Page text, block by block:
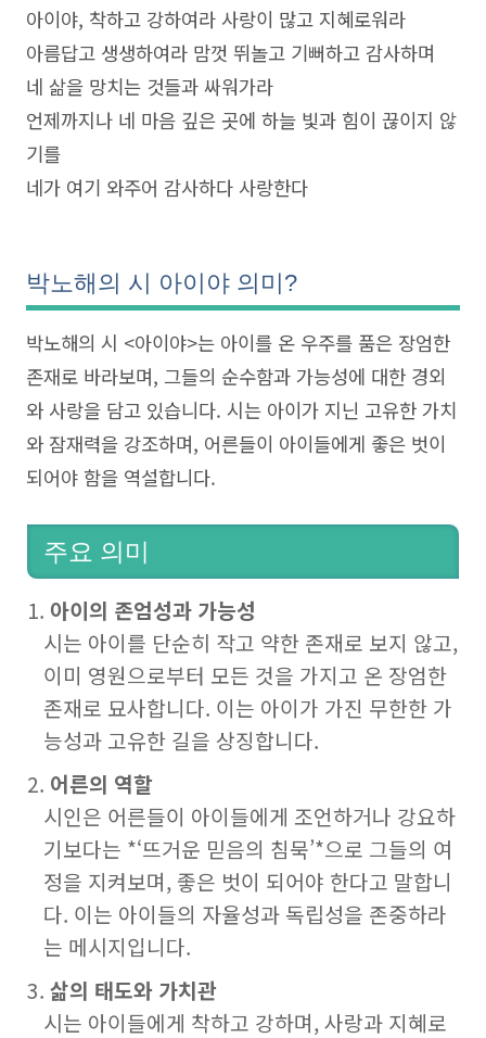
아이야, 착하고 강하여라 사랑이 많고 지혜로워라
아름답고 생생하여라 맘껏 뛰놀고 기뻐하고 감사하며
네 삶을 망치는 것들과 싸워가라
언제까지나 네 마음 깊은 곳에 하늘 빛과 힘이 끊이지 않
기를
네가 여기 와주어 감사하다 사랑한다
박노해의 시 아이야 의미?
박노해의 시 <아이야>는 아이를 온 우주를 품은 장엄한
존재로 바라보며, 그들의 순수함과 가능성에 대한 경외
와 사랑을 담고 있습니다. 시는 아이가 지닌 고유한 가치
와 잠재력을 강조하며, 어른들이 아이들에게 좋은 벗이
되어야 함을 역설합니다.
주요 의미
아이의 존엄성과 가능성
시는 아이를 단순히 작고 약한 존재로 보지 않고,
이미 영원으로부터 모든 것을 가지고 온 장엄한
존재로 묘사합니다. 이는 아이가 가진 무한한 가
능성과 고유한 길을 상징합니다.
어른의 역할
시인은 어른들이 아이들에게 조언하거나 강요하
기보다는 *‘뜨거운 믿음의 침묵’*으로 그들의 여
정을 지켜보며, 좋은 벗이 되어야 한다고 말합니
다. 이는 아이들의 자율성과 독립성을 존중하라
는 메시지입니다.
삶의 태도와 가치관
시는 아이들에게 착하고 강하며, 사랑과 지혜로